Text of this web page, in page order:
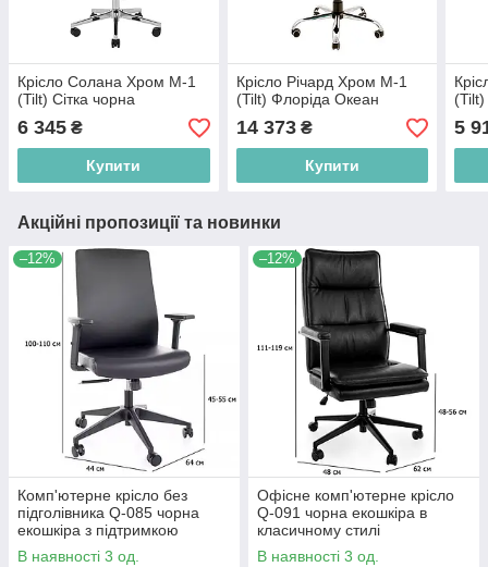
Крісло Солана Хром M-1
(Tilt) Сітка чорна
6 345 ₴
Купити
Крісло Річард Хром M-1
(Tilt) Флоріда Океан
14 373₴
Купити
(Tilt)
5
Акційні пропозиції та новинки
–12%
Комп'ютерне крісло без
підголівника Q-085 чорна
екошкіра з підтримкою
попереку
В наявності 3 од.
–12%
Офісне комп'ютерне крісло
Q-091 чорна екошкіра в
класичному стилі
В наявності 3 од.